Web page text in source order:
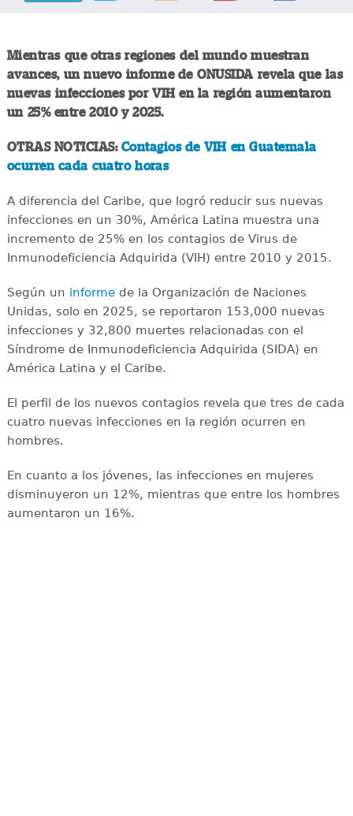
Mientras que otras regiones del mundo muestran
avances, un nuevo informe de ONUSIDA revela que las
nuevas infecciones por VIH en la región aumentaron
un 25% entre 2010 y 2025.
OTRAS NOTICIAS: Contagios de VIH en Guatemala
ocurren cada cuatro horas
A diferencia del Caribe, que logró reducir sus nuevas
infecciones en un 30%, América Latina muestra una
incremento de 25% en los contagios de Virus de
Inmunodeficiencia Adquirida (VIH) entre 2010 y 2015.
Según un informede la Organización de Naciones
Unidas, solo en 2025, se reportaron 153,000 nuevas
infecciones y 32,800 muertes relacionadas con el
Síndrome de Inmunodeficiencia Adquirida (SIDA) en
América Latina y el Caribe.
El perfil de los nuevos contagios revela que tres de cada
cuatro nuevas infecciones en la región ocurren en
hombres.
En cuanto a los jóvenes, las infecciones en mujeres
disminuyeron un 12%, mientras que entre los hombres
aumentaron un 16%.